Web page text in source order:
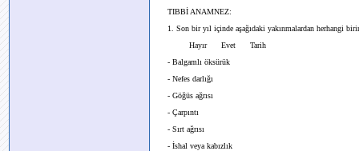
TIBBİ ANAMNEZ:
1. Son bir yıl içinde aşağıdaki yakınmalardan herhangi
Hayır Evet Tarih
- Balgamlı öksürük
- Nefes darlığı
- Göğüs ağrısı
- Çarpıntı
- Sırt ağrısı
- İshal veya kabızlık